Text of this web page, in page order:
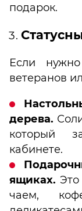
подарок.
Если нужно
ветеранов
дерева.
который
кабинете.
ящиках.
чаем,